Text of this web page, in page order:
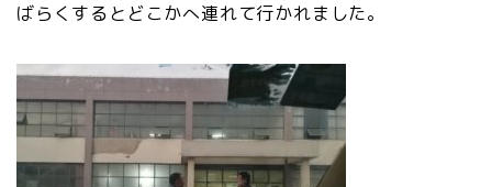
ばらくするとどこかへ連れて行かれました。